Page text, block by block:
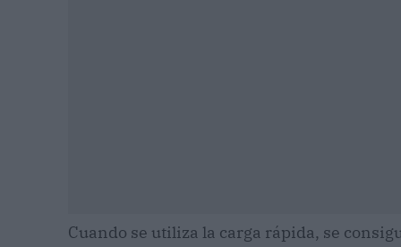
Cuando se utiliza la carga rápida, se